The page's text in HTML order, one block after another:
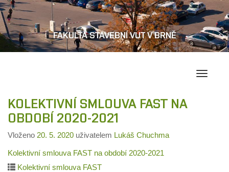
FAKULTA STAVEBNÍ VUT V BRNĚ
KOLEKTIVNÍ SMLOUVA FAST NA
OBDOBÍ 2020-2021
Vloženo 20. 5. 2020 uživatelem Lukáš Chuchma
Kolektivní smlouva FAST na období 2020-2021
Kolektivní smlouva FAST